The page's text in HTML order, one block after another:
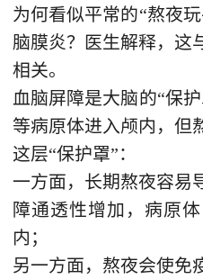
为何看似平常的“熬夜
脑膜炎？医生解释，这
相关。
血脑屏障是大脑的“保
等病原体进入颅内，但
这层“保护罩”：
一方面，长期熬夜容易
障通透性增加，病原
内；
另一方面，熬夜会使免